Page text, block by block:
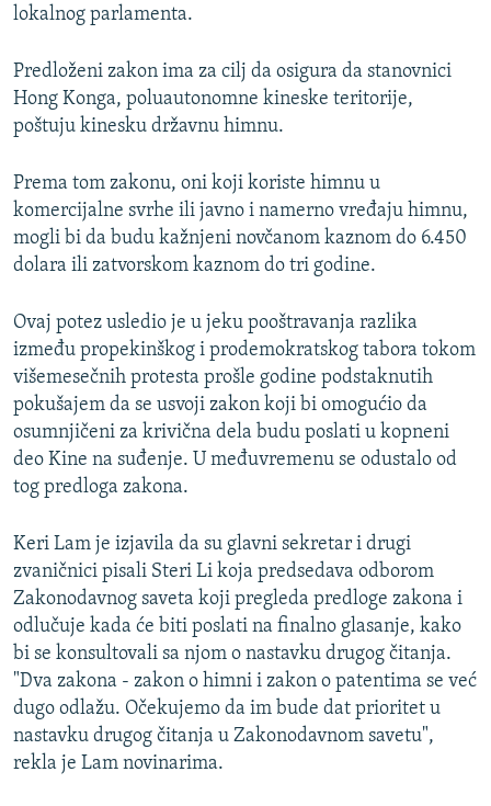
SVE KARTE DEJTONA
NASTANAK I RASPAD JUGOSLAVIJE
lokalnog parlamenta.
Predloženi zakon ima za cilj da osigura da stanovnici
Hong Konga, poluautonomne kineske teritorije,
poštuju kinesku državnu himnu.
Prema tom zakonu, oni koji koriste himnu u
komercijalne svrhe ili javno i namerno vređaju himnu,
mogli bi da budu kažnjeni novčanom kaznom do 6.450
dolara ili zatvorskom kaznom do tri godine.
Ovaj potez usledio je u jeku pooštravanja razlika
između propekinškog i prodemokratskog tabora tokom
višemesečnih protesta prošle godine podstaknutih
pokušajem da se usvoji zakon koji bi omogućio da
osumnjičeni za krivična dela budu poslati u kopneni
deo Kine na suđenje. U međuvremenu se odustalo od
tog predloga zakona.
Keri Lam je izjavila da su glavni sekretar i drugi
zvaničnici pisali Steri Li koja predsedava odborom
Zakonodavnog saveta koji pregleda predloge zakona i
odlučuje kada će biti poslati na finalno glasanje, kako
bi se konsultovali sa njom o nastavku drugog čitanja.
"Dva zakona - zakon o himni i zakon o patentima se već
dugo odlažu. Očekujemo da im bude dat prioritet u
nastavku drugog čitanja u Zakonodavnom savetu",
rekla je Lam novinarima.